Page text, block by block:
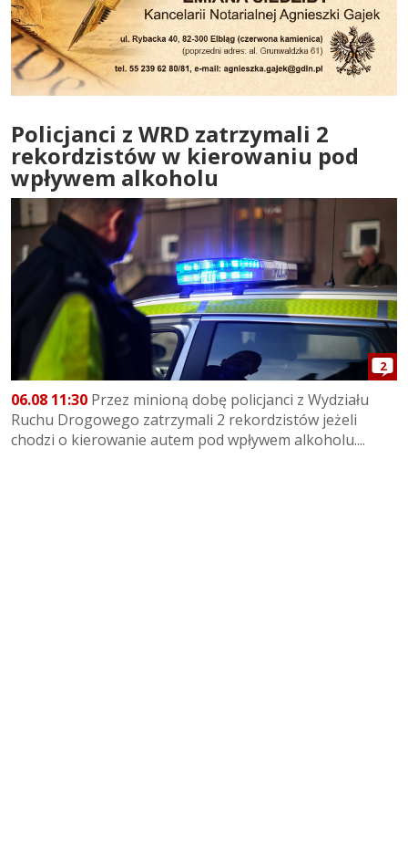
Policjanci z WRD zatrzymali 2
rekordzistów w kierowaniu pod
wpływem alkoholu
2
06.08 11:30 Przez minioną dobę policjanci z Wydziału
Ruchu Drogowego zatrzymali 2 rekordzistów jeżeli
chodzi o kierowanie autem pod wpływem alkoholu....